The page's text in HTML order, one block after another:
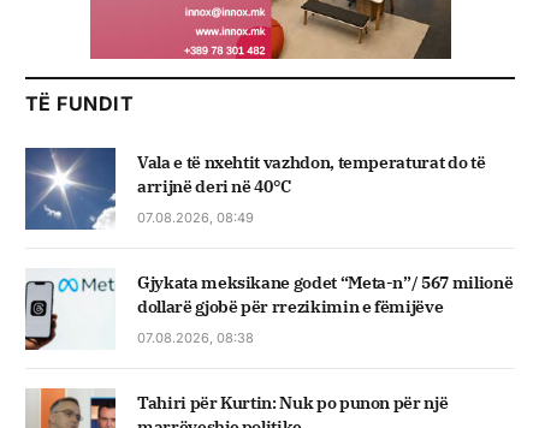
TË FUNDIT
Vala e të nxehtit vazhdon, temperaturat do të
arrijnë deri në 40°C
07.08.2026, 08:49
Gjykata meksikane godet “Meta-n”/ 567 milionë
dollarë gjobë për rrezikimin e fëmijëve
07.08.2026, 08:38
Tahiri për Kurtin: Nuk po punon për një